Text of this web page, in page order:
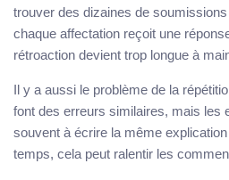
trouver des dizaines de
chaque affectation reçoit une
rétroaction devient trop longue à
Il y a aussi le problème de la
font des erreurs similaires, mais les
souvent à écrire la même
temps, cela peut ralentir les